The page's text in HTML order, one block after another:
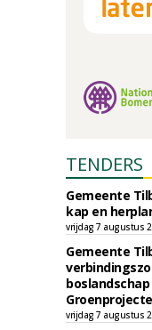
TENDERS
Gemeente
kap en
vrijdag 7 augustus
Gemeente
vrijdag 7 augustus